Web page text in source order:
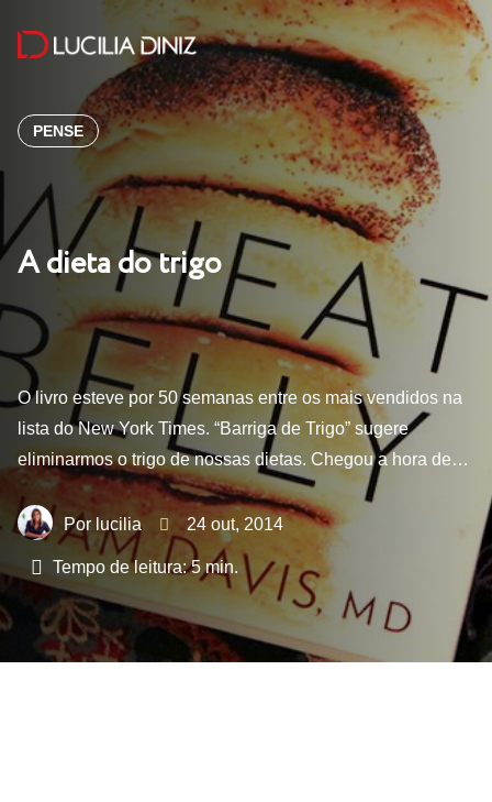
PENSE
A dieta do trigo
O livro esteve por 50 semanas entre os mais vendidos na
lista do New York Times. “Barriga de Trigo” sugere
eliminarmos o trigo de nossas dietas. Chegou a hora de…
lucilia 24 out, 2014
Tempo de leitura: 5 min.